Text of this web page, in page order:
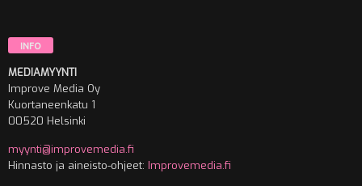
INFO
MEDIAMYYNTI
Improve Media Oy
Kuortaneenkatu 1
00520 Helsinki
myynti@improvemedia.fi
Hinnasto ja aineisto-ohjeet: Improvemedia.fi